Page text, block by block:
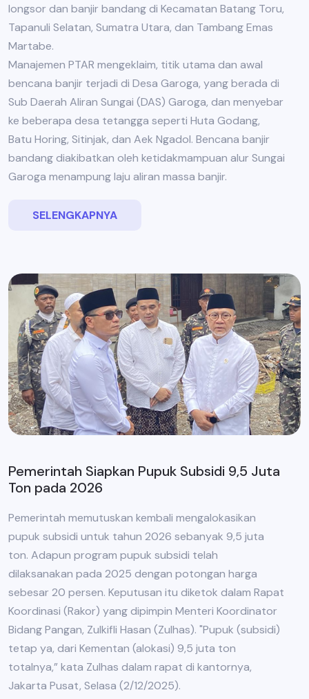
longsor dan banjir bandang di Kecamatan Batang Toru,
Tapanuli Selatan, Sumatra Utara, dan Tambang Emas
Martabe.
Manajemen PTAR mengeklaim, titik utama dan awal
bencana banjir terjadi di Desa Garoga, yang berada di
Sub Daerah Aliran Sungai (DAS) Garoga, dan menyebar
ke beberapa desa tetangga seperti Huta Godang,
Batu Horing, Sitinjak, dan Aek Ngadol. Bencana banjir
bandang diakibatkan oleh ketidakmampuan alur Sungai
Garoga menampung laju aliran massa banjir.
SELENGKAPNYA
Pemerintah Siapkan Pupuk Subsidi 9,5 Juta
Ton pada 2026
Pemerintah memutuskan kembali mengalokasikan
pupuk subsidi untuk tahun 2026 sebanyak 9,5 juta
ton. Adapun program pupuk subsidi telah
dilaksanakan pada 2025 dengan potongan harga
sebesar 20 persen. Keputusan itu diketok dalam Rapat
Koordinasi (Rakor) yang dipimpin Menteri Koordinator
Bidang Pangan, Zulkifli Hasan (Zulhas). "Pupuk (subsidi)
tetap ya, dari Kementan (alokasi) 9,5 juta ton
totalnya,” kata Zulhas dalam rapat di kantornya,
Jakarta Pusat, Selasa (2/12/2025).